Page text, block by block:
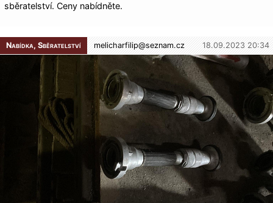
sběratelství. Ceny nabídněte.
Nabídka, Sběratelství melicharfilip@seznam.cz 18.09.2023 20:34